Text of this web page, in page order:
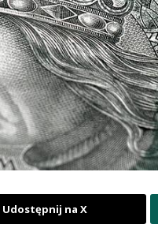
Udostępnij na X